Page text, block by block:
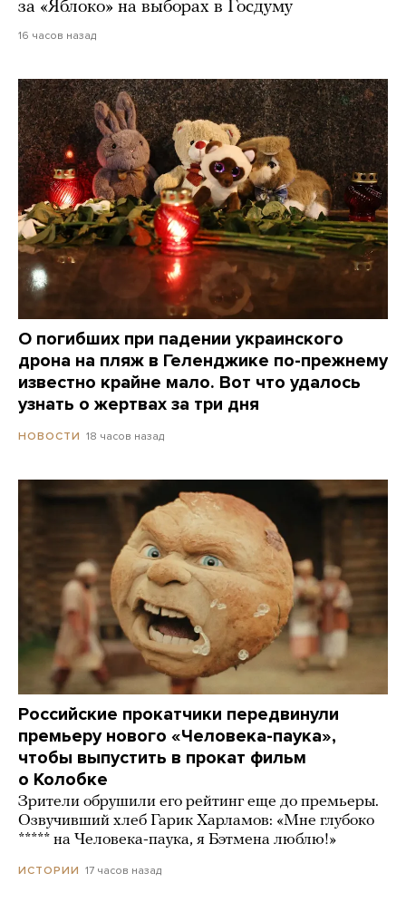
за «Яблоко» на выборах в Госдуму
16 часов назад
О погибших при падении украинского
дрона на пляж в Геленджике по-прежнему
известно крайне мало. Вот что удалось
узнать о жертвах за три дня
НОВОСТИ 18 часов назад
Российские прокатчики передвинули
премьеру нового «Человека-паука»,
чтобы выпустить в прокат фильм
о Колобке
Зрители обрушили его рейтинг еще до премьеры.
Озвучивший хлеб Гарик Харламов: «Мне глубоко
***** на Человека-паука, я Бэтмена люблю!»
ИСТОРИИ 17 часов назад